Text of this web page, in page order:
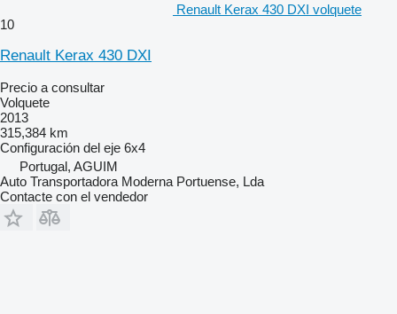
Renault Kerax 430 DXI volquete
10
Renault Kerax 430 DXI
Precio a consultar
Volquete
2013
315,384 km
Configuración del eje 6x4
Portugal, AGUIM
Auto Transportadora Moderna Portuense, Lda
Contacte con el vendedor